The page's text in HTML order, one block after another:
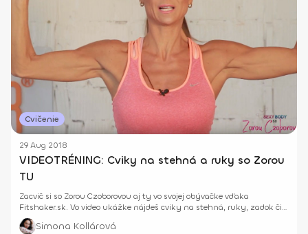
Cvičenie
29 Aug 2018
VIDEOTRÉNING: Cviky na stehná a ruky so Zorou
TU
Zacvič si so Zorou Czoborovou aj ty vo svojej obývačke vďaka
Fitshaker.sk. Vo video ukážke nájdeš cviky na stehná, ruky, zadok či
ramená.
Simona Kollárová